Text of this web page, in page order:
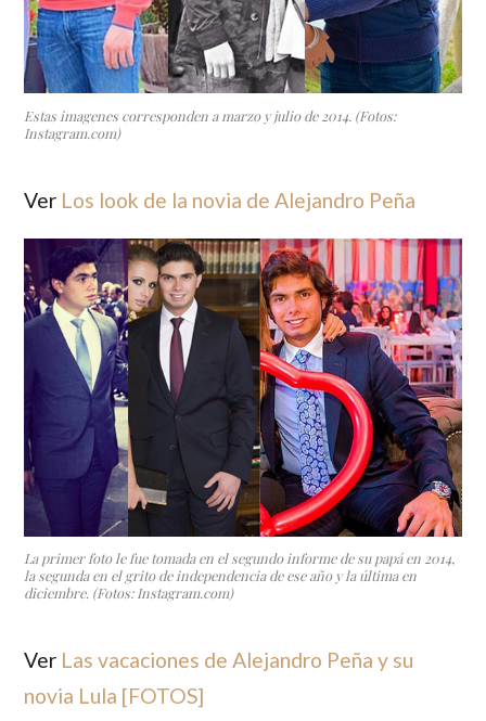
Estas imagenes corresponden a marzo y julio de 2014. (Fotos:
Instagram.com)
Ver Los look de la novia de Alejandro Peña
La primer foto le fue tomada en el segundo informe de su papá en 2014,
la segunda en el grito de independencia de ese año y la última en
diciembre. (Fotos: Instagram.com)
Ver Las vacaciones de Alejandro Peña y su
novia Lula [FOTOS]